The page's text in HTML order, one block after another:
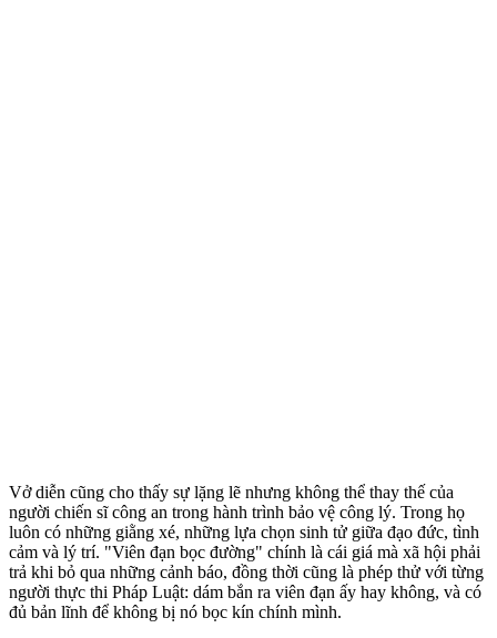
Vở diễn cũng cho thấy sự lặng lẽ nhưng không thể thay thế của
người chiến sĩ công an trong hành trình bảo vệ công lý. Trong họ
luôn có những giằng xé, những lựa chọn sinh tử giữa đạo đức, tình
cảm và lý trí. "Viên đạn bọc đường" chính là cái giá mà xã hội phải
trả khi bỏ qua những cảnh báo, đồng thời cũng là phép thử với từng
người thực thi Pháp Luật: dám bắn ra viên đạn ấy hay không, và có
đủ bản lĩnh để không bị nó bọc kín chính mình.